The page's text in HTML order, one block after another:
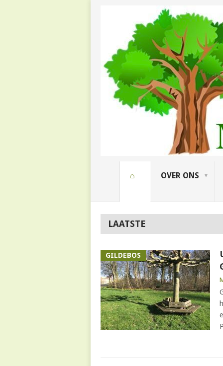
⌂ OVER ONS
LAATSTE
GILDEBOS